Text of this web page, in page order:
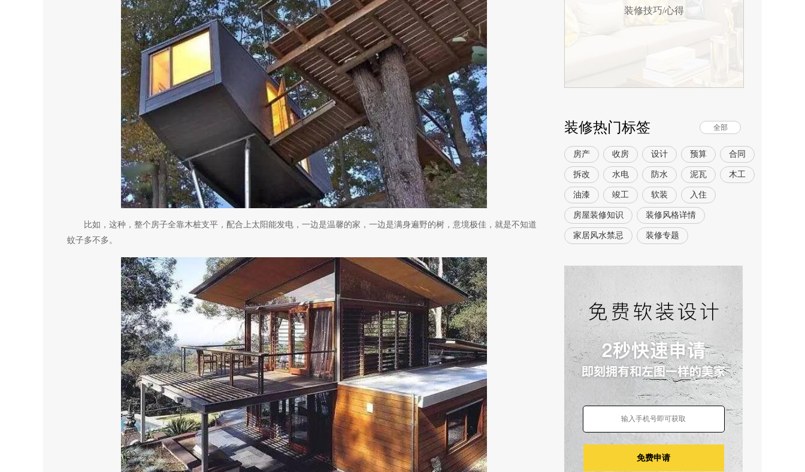
比如，这种，整个房子全靠木桩支平，配合上太阳能发电，一边是温馨的家，一边是满身遍野的树，意境极佳，就是不知道
蚊子多不多。
装修技巧/心得
装修热门标签 全部
房产 收房 设计 预算 合同
拆改 水电 防水 泥瓦 木工
油漆 竣工 软装 入住
房屋装修知识 装修风格详情
家居风水禁忌 装修专题
免费申请